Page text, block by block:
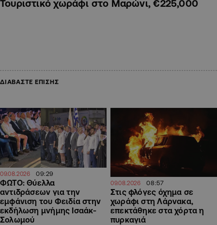
Τουριστικό χωράφι στο Μαρώνι, €225,000
ΔΙΑΒΑΣΤΕ ΕΠΙΣΗΣ
09.08.2026 09:29
ΦΩΤΟ: Θύελλα
αντιδράσεων για την
εμφάνιση του Φειδία στην
εκδήλωση μνήμης Ισαάκ-
Σολωμού
09.08.2026 08:57
Στις φλόγες όχημα σε
χωράφι στη Λάρνακα,
επεκτάθηκε στα χόρτα η
πυρκαγιά